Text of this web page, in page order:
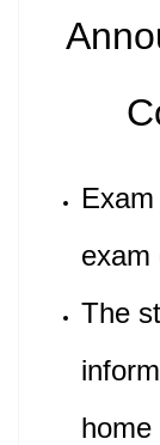
exam
The